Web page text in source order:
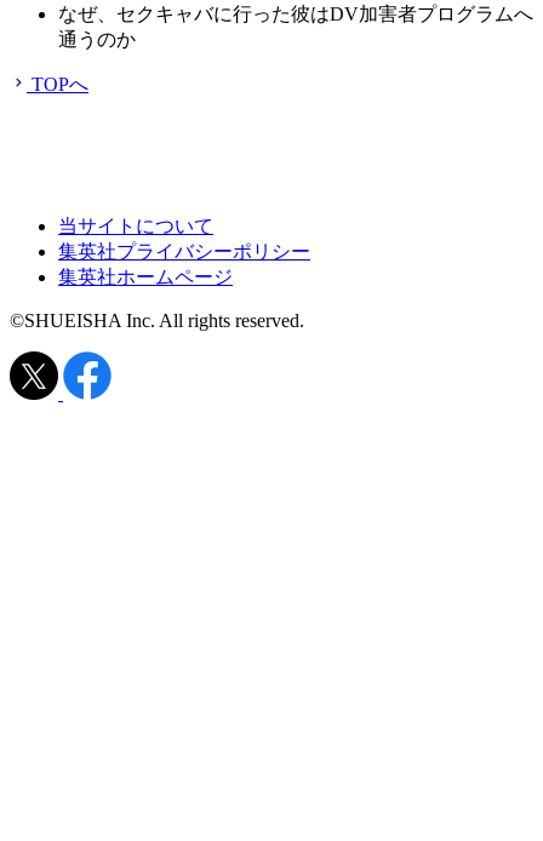
なぜ、セクキャバに行った彼はDV加害者プログラムへ
通うのか
TOPへ
当サイトについて
集英社プライバシーポリシー
集英社ホームページ
©SHUEISHA Inc. All rights reserved.